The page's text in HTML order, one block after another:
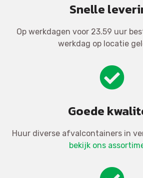
Snelle
Op werkdagen voor 23.59 uur
werkdag op locatie
Goede
Huur diverse afvalcontainers in
bekijk ons